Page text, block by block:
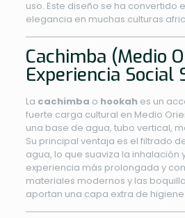
uso. Este diseño se ha convertido
elegancia en muchas culturas
Cachimba (Medio
Experiencia Social
La cachimba o hookahes un
fuerte carga cultural en Medio
una base de agua, tubo vertical,
Su principal ventaja es el filtrado
agua, lo que suaviza la inhalación
experiencia más prolongada y
materiales modernos y las
aportan una capa extra de